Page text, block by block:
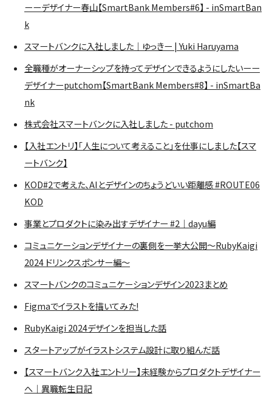
ーーデザイナー春山【SmartBank Members#6】 - inSmartBan
k
スマートバンクに入社しました｜ゆっきー | Yuki Haruyama
全職種がオーナーシップを持ってデザインできるようにしたいーー
デザイナーputchom【SmartBank Members#8】 - inSmartBa
nk
株式会社スマートバンクに入社しました - putchom
【入社エントリ】「人生について考えること」を仕事にしました【スマ
ートバンク】
KOD#2で考えた、AIとデザインのちょうどいい距離感 #ROUTE06
KOD
事業とプロダクトに染み出すデザイナー #2｜dayu編
コミュニケーションデザイナーの裏側を一挙大公開〜RubyKaigi
2024 ドリンクスポンサー編〜
スマートバンクのコミュニケーションデザイン2023まとめ
Figmaでイラストを描いてみた!
RubyKaigi 2024デザインを担当した話
スタートアップがイラストシステム設計に取り組んだ話
【スマートバンク入社エントリー】未経験からプロダクトデザイナー
へ｜異職転生日記